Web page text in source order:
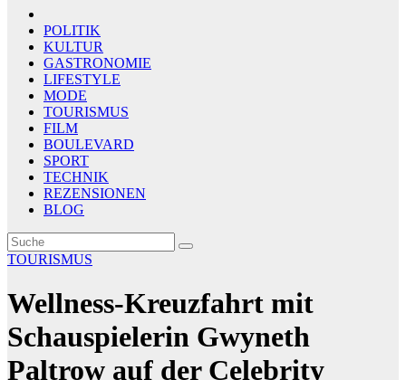
POLITIK
KULTUR
GASTRONOMIE
LIFESTYLE
MODE
TOURISMUS
FILM
BOULEVARD
SPORT
TECHNIK
REZENSIONEN
BLOG
TOURISMUS
Wellness-Kreuzfahrt mit
Schauspielerin Gwyneth
Paltrow auf der Celebrity